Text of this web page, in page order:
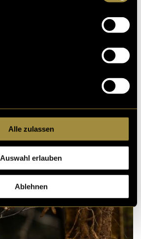
Alle zulassen
Auswahl erlauben
Ablehnen